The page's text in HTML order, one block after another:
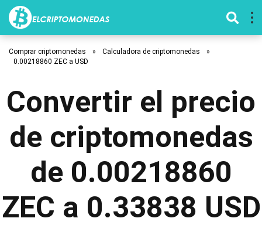
Comprar criptomonedas » Calculadora de criptomonedas
»
0.00218860 ZEC a USD
Convertir el precio
de criptomonedas
de 0.00218860
ZEC a 0.33838 USD